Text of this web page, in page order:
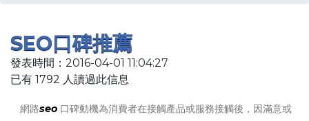
SEO口碑推薦
發表時間：2016-04-01 11:04:27
已有 1792 人讀過此信息
網路seo 口碑動機為消費者在接觸產品或服務接觸後，因滿意或